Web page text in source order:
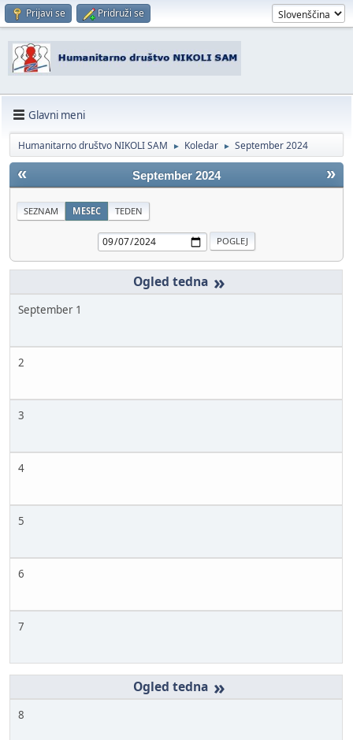
Prijavi se Pridruži se
Glavni meni
Humanitarno društvo NIKOLI SAM ► Koledar ► September 2024
« »
September 2024
SEZNAM MESEC TEDEN
»
September 1
2
3
4
5
6
7
»
8